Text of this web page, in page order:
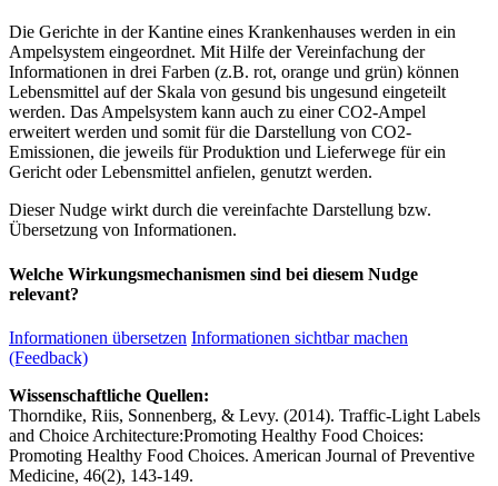
Die Gerichte in der Kantine eines Krankenhauses werden in ein
Ampelsystem eingeordnet. Mit Hilfe der Vereinfachung der
Informationen in drei Farben (z.B. rot, orange und grün) können
Lebensmittel auf der Skala von gesund bis ungesund eingeteilt
werden. Das Ampelsystem kann auch zu einer CO2-Ampel
erweitert werden und somit für die Darstellung von CO2-
Emissionen, die jeweils für Produktion und Lieferwege für ein
Gericht oder Lebensmittel anfielen, genutzt werden.
Dieser Nudge wirkt durch die vereinfachte Darstellung bzw.
Übersetzung von Informationen.
Welche Wirkungsmechanismen sind bei diesem Nudge
relevant?
Informationen übersetzen Informationen sichtbar machen
(Feedback)
Wissenschaftliche Quellen:
Thorndike, Riis, Sonnenberg, & Levy. (2014). Traffic-Light Labels
and Choice Architecture:Promoting Healthy Food Choices:
Promoting Healthy Food Choices. American Journal of Preventive
Medicine, 46(2), 143-149.